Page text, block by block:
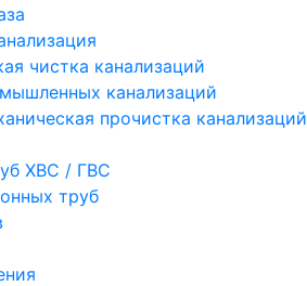
чистка канализаций
канализаций
прочистка канализаций
ХВС / ГВС
труб